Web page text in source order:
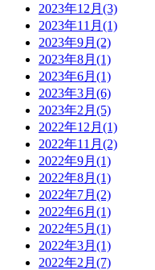
2023年12月 (3)
2023年11月 (1)
2023年9月 (2)
2023年8月 (1)
2023年6月 (1)
2023年3月 (6)
2023年2月 (5)
2022年12月 (1)
2022年11月 (2)
2022年9月 (1)
2022年8月 (1)
2022年7月 (2)
2022年6月 (1)
2022年5月 (1)
2022年3月 (1)
2022年2月 (7)